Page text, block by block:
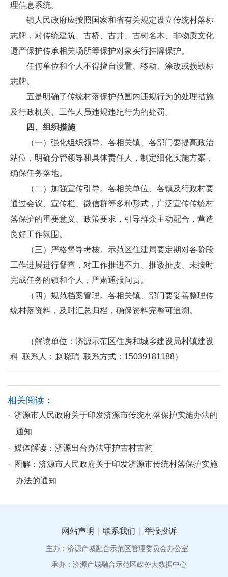
理信息系统。
镇人民政府应按照国家和省有关规定设立传统村落标
志牌，对传统建筑、古桥、古井、古树名木、非物质文化
遗产保护传承相关场所等保护对象实行挂牌保护。
任何单位和个人不得擅自设置、移动、涂改或损毁标
志牌。
五是明确了传统村落保护范围内违规行为的处理措施
及行政机关、工作人员违规违纪行为的处罚。
四、组织措施
（一）强化组织领导。各相关镇、各部门要提高政治
站位，明确分管领导和具体责任人，制定细化实施方案，
确保任务落地。
（二）加强宣传引导。各相关单位、各镇及行政村要
通过会议、宣传栏、微信群等多种形式，广泛宣传传统村
落保护的重要意义、政策要求，引导群众主动配合，营造
良好工作氛围。
（三）严格督导考核。示范区住建局要定期对各阶段
工作进展进行督查，对工作推进不力、推诿扯皮、未按时
完成任务的镇和个人，严肃通报问责。
（四）规范档案管理。各相关镇、部门要妥善整理传
统村落资料，及时汇总归档，确保资料完整可追溯。
（解读单位：济源示范区住房和城乡建设局村镇建设
科 联系人：赵晓瑞 联系方式：15039181188）
相关阅读：
· 济源市人民政府关于印发济源市传统村落保护实施办法的
通知
· 媒体解读：济源出台办法守护古村古韵
· 图解：济源市人民政府关于印发济源市传统村落保护实施
办法的通知
网站声明 联系我们 举报投诉
主办：济源产城融合示范区管理委员会办公室
承办：济源产城融合示范区政务大数据中心